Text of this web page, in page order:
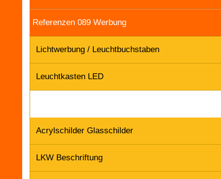
Referenzen 089 Werbung
Lichtwerbung / Leuchtbuchstaben
Leuchtkasten LED
Acrylschilder Glasschilder
LKW Beschriftung